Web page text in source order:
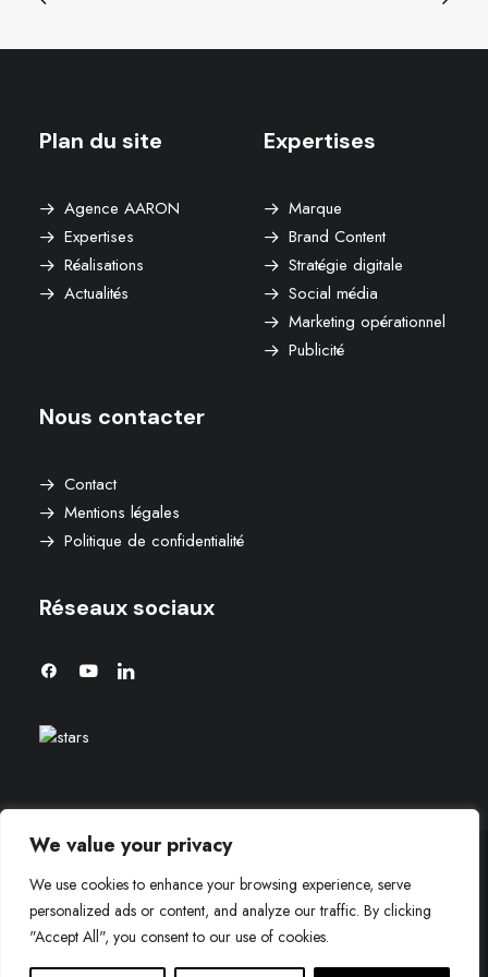
We value your privacy
We use cookies to enhance your browsing experience, serve
personalized ads or content, and analyze our traffic. By clicking
"Accept All", you consent to our use of cookies.
Plan du site
Agence AARON
Expertises
Réalisations
Actualités
Expertises
Marque
Brand Content
Stratégie digitale
Social média
Marketing opérationnel
Publicité
Nous contacter
Contact
Mentions légales
Politique de confidentialité
Réseaux sociaux
© 2026 Agence aaron. | Tous droits réservés.